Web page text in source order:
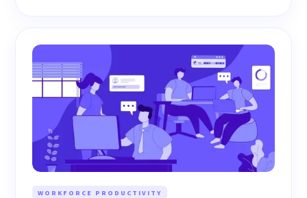
WORKFORCE PRODUCTIVITY